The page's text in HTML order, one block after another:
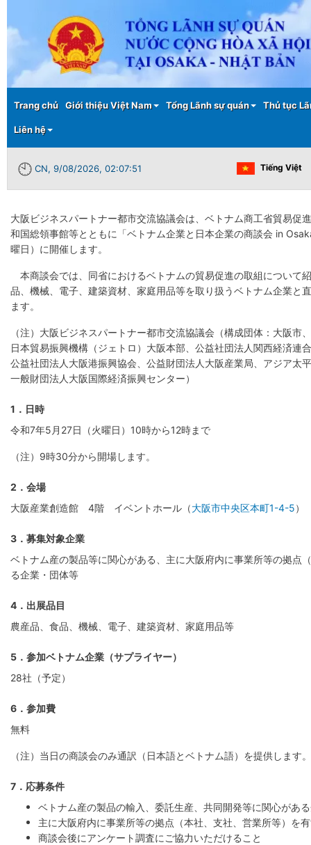
Main menu
Trang chủ Giới thiệu Việt Nam Tổng Lãnh sự quán Thủ tục
Liên hệ
CN, 9/08/2026, 02:07:52 Tiếng Việt
大阪ビジネスパートナー都市交流協議会は、ベトナム商工省貿易促
和国総領事館等とともに「ベトナム企業と日本企業の商談会 in
曜日）に開催します。
本商談会では、同省におけるベトナムの貿易促進の取組について
品、機械、電子、建築資材、家庭用品等を取り扱うベトナム企業と
ます。
（注）大阪ビジネスパートナー都市交流協議会（構成団体：大阪市
日本貿易振興機構（ジェトロ）大阪本部、公益社団法人関西経済連
公益社団法人大阪港振興協会、公益財団法人大阪産業局、アジア太
一般財団法人大阪国際経済振興センター）
1．日時
令和7年5月27日（火曜日）10時から12時まで
（注）9時30分から開場します。
2．会場
大阪産業創造館 4階 イベントホール（大阪市中央区本町1-4-5）
3．募集対象企業
ベトナム産の製品等に関心がある、主に大阪府内に事業所等の拠点
る企業・団体等
4．出展品目
農産品、食品、機械、電子、建築資材、家庭用品等
5．参加ベトナム企業（サプライヤー）
28社（予定）
6．参加費
無料
（注）当日の商談会のみ通訳（日本語とベトナム語）を提供します。
7．応募条件
ベトナム産の製品の輸入、委託生産、共同開発等に関心があ
主に大阪府内に事業所等の拠点（本社、支社、営業所等）を
商談会後にアンケート調査にご協力いただけること